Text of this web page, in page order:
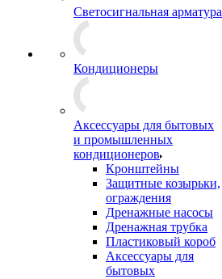
Светосигнальная арматура
Кондиционеры
Аксессуары для бытовых
и промышленных
кондиционеров
Кронштейны
Защитные козырьки,
ограждения
Дренажные насосы
Дренажная трубка
Пластиковый короб
Аксессуары для
бытовых